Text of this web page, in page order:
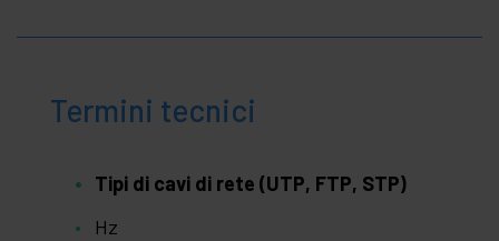
Termini tecnici
Tipi di cavi di rete (UTP, FTP, STP)
Hz